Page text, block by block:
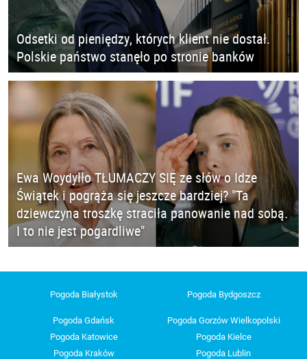
Odsetki od pieniędzy, których klient nie dostał.
Polskie państwo stanęło po stronie banków
Ewa Woydyłło TŁUMACZY SIĘ ze słów o Idze
Świątek i pogrąża się jeszcze bardziej? "Ta
dziewczyna troszkę straciła panowanie nad sobą.
I to nie jest pogardliwe"
Pogoda Białystok Pogoda Bydgoszcz
Pogoda Gdańsk
Pogoda Gorzów Wielkopolski
Pogoda Katowice
Pogoda Kielce
Pogoda Kraków
Pogoda Lublin